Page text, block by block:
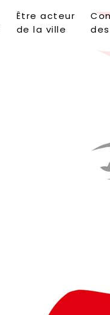
Être acteur
de la ville